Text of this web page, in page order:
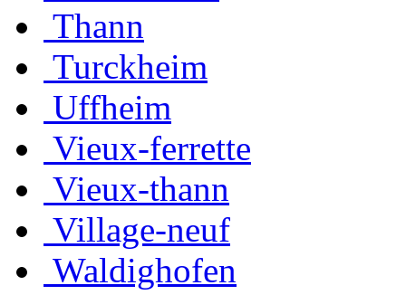
Thann
Turckheim
Uffheim
Vieux-ferrette
Vieux-thann
Village-neuf
Waldighofen